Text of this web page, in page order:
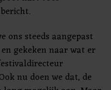
ons steeds aangepast
gekeken naar wat er
nu doen we dat, de